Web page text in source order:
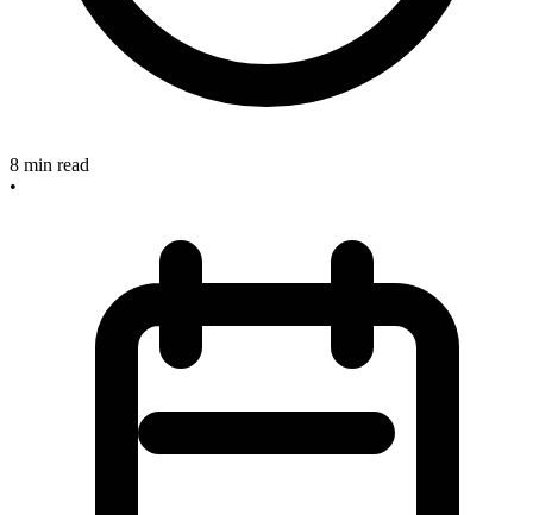
8 min read
•